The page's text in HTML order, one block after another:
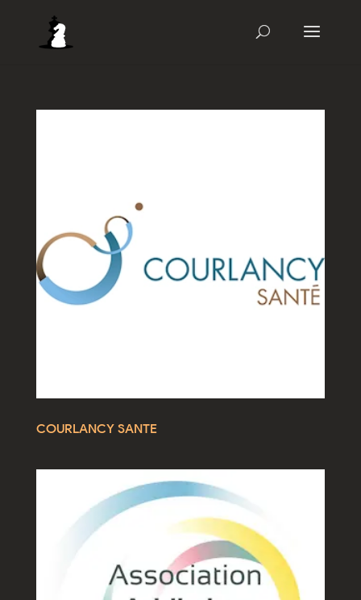
COURLANCY SANTE